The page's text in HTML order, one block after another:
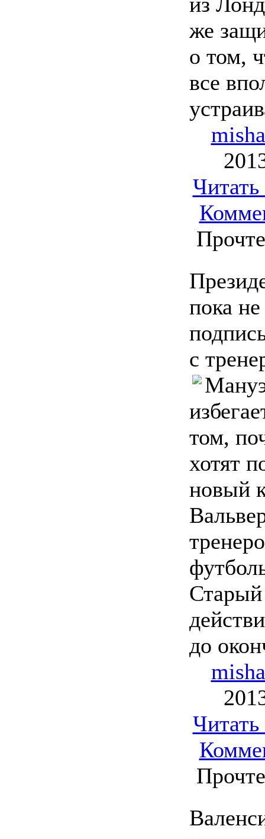
же
о том,
все
пока
с
том,
хотят
новый
Старый
до